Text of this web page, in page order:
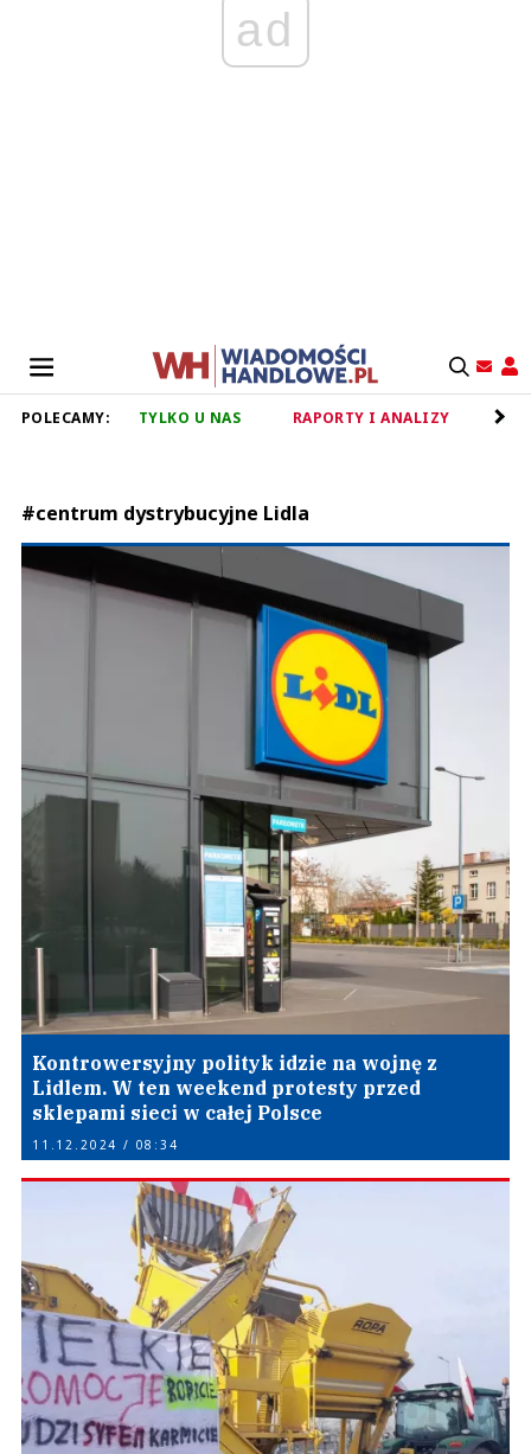
ad
POLECAMY: TYLKO U NAS RAPORTY I ANALIZY
#centrum dystrybucyjne Lidla
Kontrowersyjny polityk idzie na wojnę z
Lidlem. W ten weekend protesty przed
sklepami sieci w całej Polsce
11.12.2024 / 08:34